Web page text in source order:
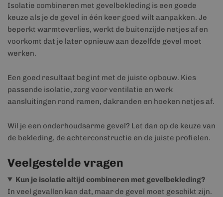
Isolatie combineren met gevelbekleding is een goede
keuze als je de gevel in één keer goed wilt aanpakken. Je
beperkt warmteverlies, werkt de buitenzijde netjes af en
voorkomt dat je later opnieuw aan dezelfde gevel moet
werken.
Een goed resultaat begint met de juiste opbouw. Kies
passende isolatie, zorg voor ventilatie en werk
aansluitingen rond ramen, dakranden en hoeken netjes af.
Wil je een onderhoudsarme gevel? Let dan op de keuze van
de bekleding, de achterconstructie en de juiste profielen.
Veelgestelde vragen
Kun je isolatie altijd combineren met gevelbekleding?
In veel gevallen kan dat, maar de gevel moet geschikt zijn.